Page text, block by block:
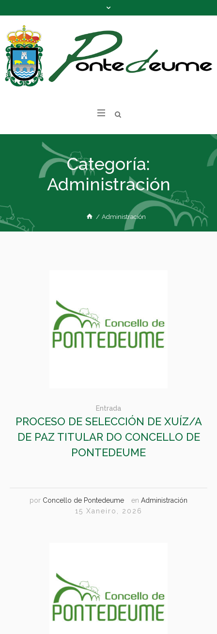
Categoría:
Administración
/ Administración
Entrada
PROCESO DE SELECCIÓN DE XUÍZ/A
DE PAZ TITULAR DO CONCELLO DE
PONTEDEUME
por Concello de Pontedeume en Administración
15 Xaneiro, 2026